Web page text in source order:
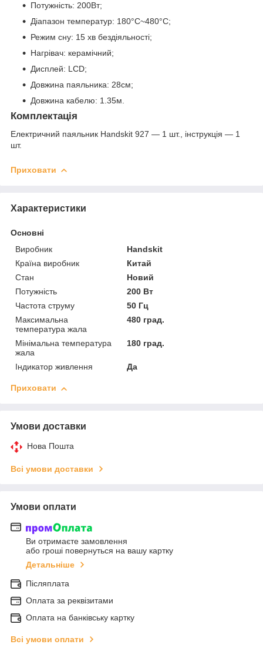
Потужність: 200Вт;
Діапазон температур: 180°C~480°C;
Режим сну: 15 хв бездіяльності;
Нагрівач: керамічний;
Дисплей: LCD;
Довжина паяльника: 28см;
Довжина кабелю: 1.35м.
Комплектація
Електричний паяльник Handskit 927 — 1 шт., інструкція — 1
шт.
Приховати
Характеристики
Основні
Виробник
Handskit
Країна виробник
Китай
Стан
Новий
Потужність
200 Вт
Частота струму
50 Гц
Максимальна
температура жала
480 град.
Мінімальна температура
жала
180 град.
Індикатор живлення Да
Приховати
Умови доставки
Нова Пошта
Всі умови доставки
Умови оплати
Ви отримаєте замовлення
або гроші повернуться на вашу картку
Детальніше
Післяплата
Оплата за реквізитами
Оплата на банківську картку
Всі умови оплати